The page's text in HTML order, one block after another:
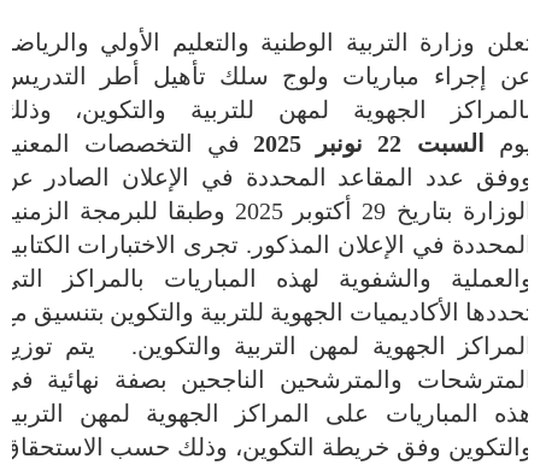
تعلن وزارة التربية الوطنية والتعليم الأولي والرياضة
عن إجراء مباريات ولوج سلك تأهيل أطر التدريس
بالمراكز الجهوية لمهن للتربية والتكوين، وذلك
يوم السبت 22نونبر 2025 في التخصصات المعنية
ووفق عدد المقاعد المحددة في الإعلان الصادر عن
الوزارة بتاريخ 29 أكتوبر 2025 وطبقا للبرمجة الزمنية
المحددة في الإعلان المذكور. تجرى الاختبارات الكتابية
والعملية والشفوية لهذه المباريات بالمراكز التي
تحددها الأكاديميات الجهوية للتربية والتكوين بتنسيق مع
المراكز الجهوية لمهن التربية والتكوين. يتم توزيع
المترشحات والمترشحين الناجحين بصفة نهائية في
هذه المباريات على المراكز الجهوية لمهن التربية
والتكوين وفق خريطة التكوين، وذلك حسب الاستحقاق